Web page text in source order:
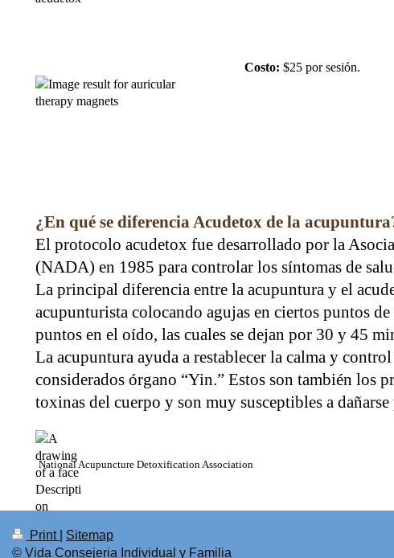
Costo: $25
¿En qué se diferencia Acudetox de la
El protocolo acudetox fue desarrollado por la
(NADA) en 1985 para controlar los síntomas de
La principal diferencia entre la acupuntura y el
acupunturista colocando agujas en ciertos puntos
puntos en el oído, las cuales se dejan por 30 y 45
La acupuntura ayuda a restablecer la calma y
considerados órgano “Yin.” Estos son también los
toxinas del cuerpo y son muy susceptibles a
National Acupuncture Detoxification Association
Print
Sitemap
© Vida Consejeria Individual y Familia